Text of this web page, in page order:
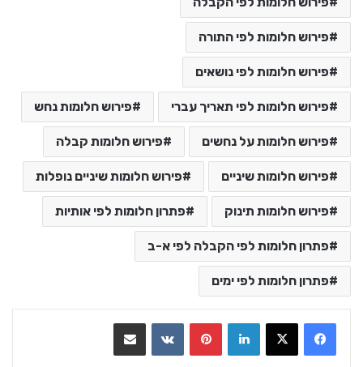
פירוש חלומות לפי התורה
פירוש חלומות לפי נושאים
פירוש חלומות לפי תאריך עברי פירוש חלומות נחש
פירוש חלומות על נחשים פירוש חלומות קבלה
פירוש חלומות שיניים פירוש חלומות שיניים נופלות
פירוש חלומות תינוק פתרון חלומות לפי אותיות
פתרון חלומות לפי הקבלה לפי א-ב
פתרון חלומות לפי ימים
LinkedIn
VKontakte